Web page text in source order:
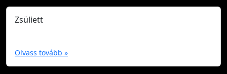
Zsüliett
Olvass tovább »